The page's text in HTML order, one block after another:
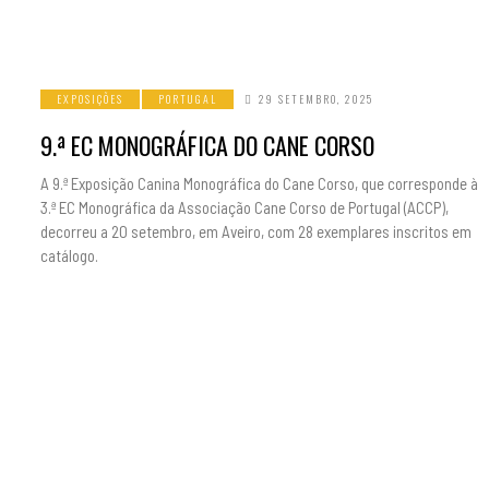
EXPOSIÇÕES PORTUGAL 29 SETEMBRO, 2025
9.ª EC MONOGRÁFICA DO CANE CORSO
A 9.ª Exposição Canina Monográfica do Cane Corso, que corresponde à
3.ª EC Monográfica da Associação Cane Corso de Portugal (ACCP),
decorreu a 20 setembro, em Aveiro, com 28 exemplares inscritos em
catálogo.